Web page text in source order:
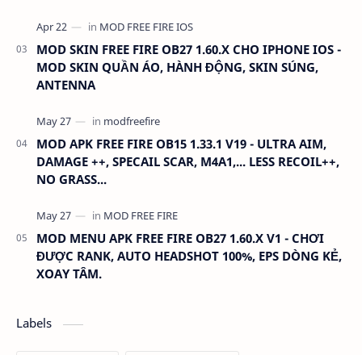
MOD SKIN FREE FIRE OB27 1.60.X CHO IPHONE IOS -
MOD SKIN QUẦN ÁO, HÀNH ĐỘNG, SKIN SÚNG,
ANTENNA
MOD APK FREE FIRE OB15 1.33.1 V19 - ULTRA AIM,
DAMAGE ++, SPECAIL SCAR, M4A1,... LESS RECOIL++,
NO GRASS...
MOD MENU APK FREE FIRE OB27 1.60.X V1 - CHƠI
ĐƯỢC RANK, AUTO HEADSHOT 100%, EPS DÒNG KẺ,
XOAY TÂM.
Labels